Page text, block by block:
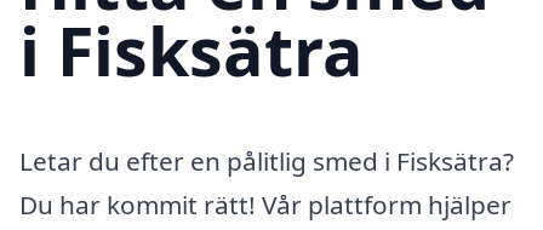
i Fisksätra
Letar du efter en pålitlig smed i Fisksätra?
Du har kommit rätt! Vår plattform hjälper